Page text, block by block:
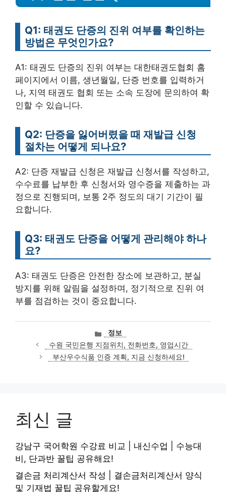
Q1: 태권도 단증의 진위 여부를 확인하는
방법은 무엇인가요?
A1: 태권도 단증의 진위 여부는 대한태권도협회 홈
페이지에서 이름, 생년월일, 단증 번호를 입력하거
나, 지역 태권도 협회 또는 소속 도장에 문의하여 확
인할 수 있습니다.
Q2: 단증을 잃어버렸을 때 재발급 신청
절차는 어떻게 되나요?
A2: 단증 재발급 신청은 재발급 신청서를 작성하고,
수수료를 납부한 후 신청서와 영수증을 제출하는 과
정으로 진행되며, 보통 2주 정도의 대기 기간이 필
요합니다.
Q3: 태권도 단증을 어떻게 관리해야 하나
요?
A3: 태권도 단증은 안전한 장소에 보관하고, 분실
방지를 위해 알림을 설정하며, 정기적으로 진위 여
부를 점검하는 것이 중요합니다.
카
테
고
리
정보
수원 국민은행 지점위치, 전화번호, 영업시간
부산우수식품 인증 계획, 지금 신청하세요!
최신 글
강남구 국어학원 수강료 비교 | 내신수업 | 수능대
비, 단과반 꿀팁 공유해요!
결손금 처리계산서 작성 | 결손금처리계산서 양식
및 기재법 꿀팁 공유할게요!